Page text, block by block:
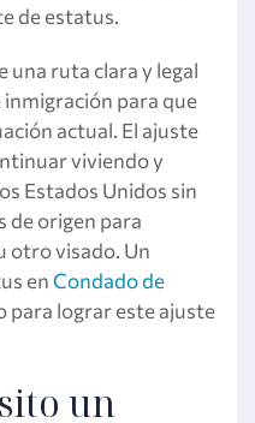
de estatus.
una ruta clara y legal
para que
actual. El ajuste
viviendo y
Estados Unidos sin
de origen para
otro visado. Un
enCondado de
para lograr este ajuste
un